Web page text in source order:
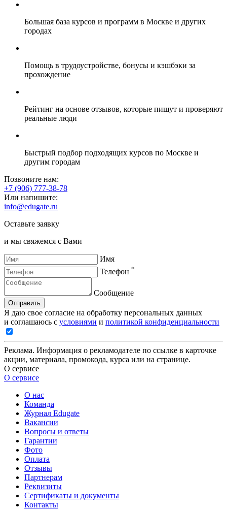
Большая база курсов и программ в Москве и других
городах
Помощь в трудоустройстве, бонусы и кэшбэки за
прохождение
Рейтинг на основе отзывов, которые пишут и проверяют
реальные люди
Быстрый подбор подходящих курсов по Москве и
другим городам
Позвоните нам:
+7 (906) 777-38-78
Или напишите:
info@edugate.ru
Оставьте заявку
и мы свяжемся с Вами
Имя
Телефон *
Сообщение
Отправить
Я даю свое согласие на обработку персональных данных
и соглашаюсь с условиями и политикой конфиденциальности
Реклама. Информация о рекламодателе по ссылке в карточке
акции, материала, промокода, курса или на странице.
О сервисе
О сервисе
О нас
Команда
Журнал Edugate
Вакансии
Вопросы и ответы
Гарантии
Фото
Оплата
Отзывы
Партнерам
Реквизиты
Сертификаты и документы
Контакты